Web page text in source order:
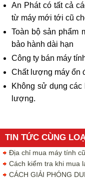
An Phát có tất cả
từ máy mới tới cũ
Toàn bộ sản phẩm
bảo hành dài hạn
Công ty bán máy
Chất lượng máy ổn
Không sử dụng
lượng.
TIN TỨC CÙNG
Địa chỉ mua máy tính
Cách kiểm tra khi mua
CÁCH GIẢI PHÓNG